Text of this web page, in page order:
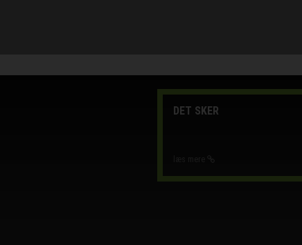
DET SKER